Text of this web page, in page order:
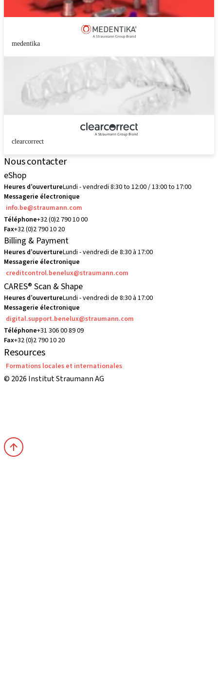
medentika
clearcorrect
Nous contacter
eShop
Heures d’ouvertureLundi - vendredi 8:30 to 12:00 / 13:00 to 17:00
Messagerie électronique
info.be@straumann.com
Téléphone+32 (0)2 790 10 00
Fax+32 (0)2 790 10 20
Billing & Payment
Heures d’ouvertureLundi - vendredi de 8:30 à 17:00
Messagerie électronique
creditcontrol.benelux@straumann.com
CARES® Scan & Shape
Heures d’ouvertureLundi - vendredi de 8:30 à 17:00
Messagerie électronique
digital.support.benelux@straumann.com
Téléphone+31 306 00 89 09
Fax+32 (0)2 790 10 20
Resources
Formations locales et internationales
© 2026 Institut Straumann AG